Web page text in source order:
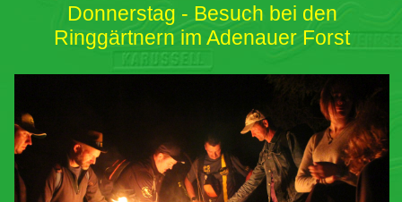
Donnerstag - Besuch bei den
Ringgärtnern im Adenauer Forst